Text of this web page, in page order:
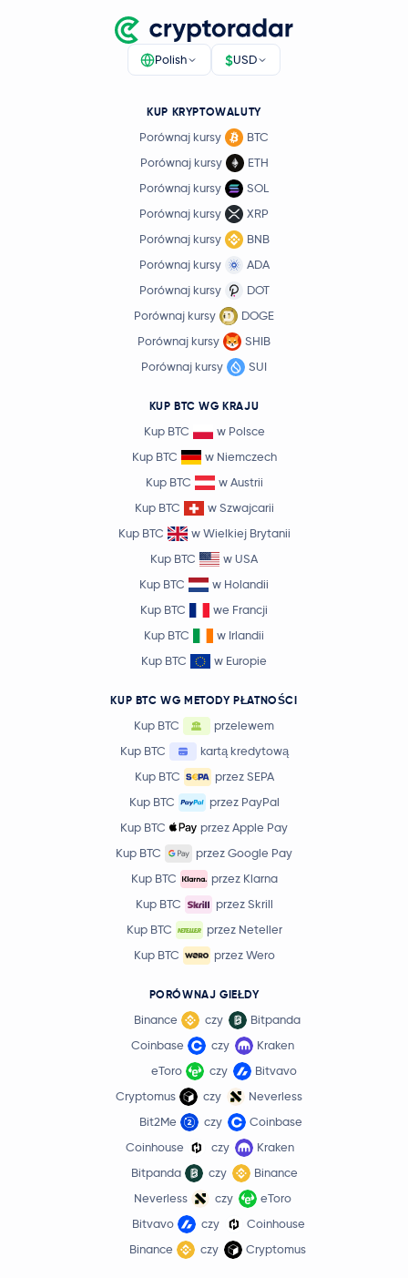
Polish $USD
KUP KRYPTOWALUTY
Porównaj kursy
BTC
Porównaj kursy
ETH
Porównaj kursy
SOL
Porównaj kursy
XRP
Porównaj kursy
BNB
Porównaj kursy
ADA
Porównaj kursy
DOT
Porównaj kursy
DOGE
Porównaj kursy
SHIB
Porównaj kursy
SUI
KUP BTC WG KRAJU
Kup BTC
w Polsce
Kup BTC
w Niemczech
Kup BTC
w Austrii
Kup BTC
w Szwajcarii
Kup BTC
w Wielkiej Brytanii
Kup BTC
w USA
Kup BTC
w Holandii
Kup BTC
we Francji
Kup BTC
w Irlandii
Kup BTC
w Europie
KUP BTC WG METODY PŁATNOŚCI
Kup BTC
przelewem
Kup BTC
kartą kredytową
Kup BTC
przez SEPA
Kup BTC
przez PayPal
Kup BTC
przez Apple Pay
Kup BTC
przez Google Pay
Kup BTC
przez Klarna
Kup BTC
przez Skrill
Kup BTC
przez Neteller
Kup BTC
przez Wero
PORÓWNAJ GIEŁDY
Binance czy
Bitpanda
Coinbase
czy
Kraken
eToro
czy
Bitvavo
Cryptomus
czy
Neverless
Bit2Me
czy
Coinbase
Coinhouse
czy
Kraken
Bitpanda
czy
Binance
Neverless
czy
eToro
Bitvavo
czy
Coinhouse
Binance
czy Cryptomus